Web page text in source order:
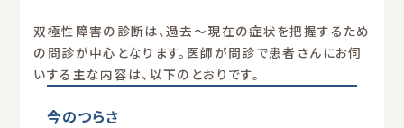
双極性障害の診断は、過去〜現在の症状を把握するため
の問診が中心となります。医師が問診で患者さんにお伺
いする主な内容は、以下のとおりです。
今のつらさ